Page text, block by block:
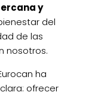
y
del
de las
nosotros.
ha
ofrecer